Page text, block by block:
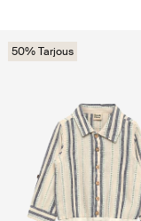
50% Tarjous